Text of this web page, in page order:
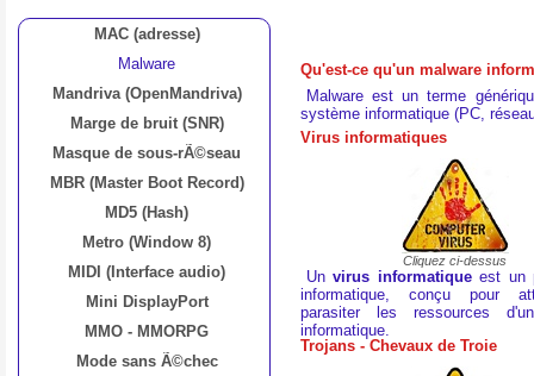
MAC (adresse)
Malware
Mandriva (OpenMandriva)
Marge de bruit (SNR)
Masque de sous-rÃ©seau
MBR (Master Boot Record)
MD5 (Hash)
Metro (Window 8)
MIDI (Interface audio)
Mini DisplayPort
MMO - MMORPG
Mode sans Ã©chec
Qu'est-ce qu'un malware
Malware est un terme
système informatique (PC,
Virus informatiques
Cliquez ci-dessus
Unvirus informatiqueest un
informatique, conçu pour
parasiter les ressources
informatique.
Trojans - Chevaux de Troie